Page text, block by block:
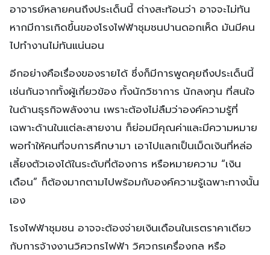
อาจารย์หลายคนถึงประเด็นนี้ ต่างสะท้อนว่า อาจจะไม่ทัน
หากมีการเกิดขึ้นของโรงไฟฟ้าชุมชนปานดอกเห็ด มันมีคน
ไปทำงานไม่ทันแน่นอน
อีกอย่างคือเรื่องของรายได้ ซึ่งก็มีการพูดคุยถึงประเด็นนี้
เช่นกันจากทั้งผู้เกี่ยวข้อง ทั้งนักวิชาการ นักลงทุน ที่สนใจ
ในด้านธุรกิจพลังงาน เพราะต้องไม่ลืมว่าองค์ความรู้ที่
เฉพาะด้านในแต่ละสายงาน ก็ย่อมมีคุณค่าและมีความหมาย
พอทำให้คนที่จบการศึกษามา เอาไปแลกเป็นเม็ดเงินที่หล่อ
เลี้ยงตัวเองได้ในระดับที่ต้องการ หรือหมายความ “เงิน
เดือน” ก็ต้องมากตามไปพร้อมกับองค์ความรู้เฉพาะทางนั้น
เอง
โรงไฟฟ้าชุมชน อาจจะต้องจ่ายเงินเดือนในเรตราคาเดียว
กับการจ้างงานวิศวกรไฟฟ้า วิศวกรเครื่องกล หรือ